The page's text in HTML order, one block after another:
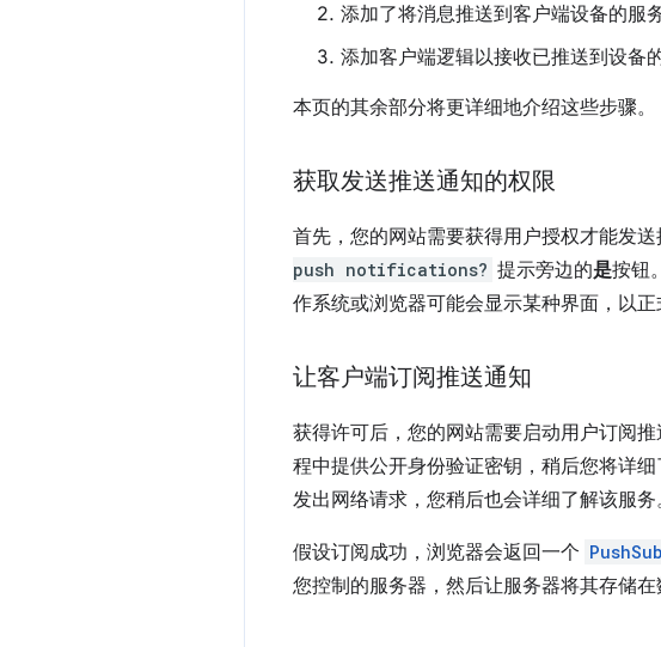
添加了将消息推送到客户端设备的服
添加客户端逻辑以接收已推送到设备
本页的其余部分将更详细地介绍这些步骤。
获取发送推送通知的权限
首先，您的网站需要获得用户授权才能发
push notifications? 提示旁边的是按钮
作系统或浏览器可能会显示某种界面，以
让客户端订阅推送通知
获得许可后，您的网站需要启动用户订阅
程中提供公开身份验证密钥，稍后您将详
发出网络请求，您稍后也会详细了解该服务
假设订阅成功，浏览器会返回一个
您控制的服务器，然后让服务器将其存储在